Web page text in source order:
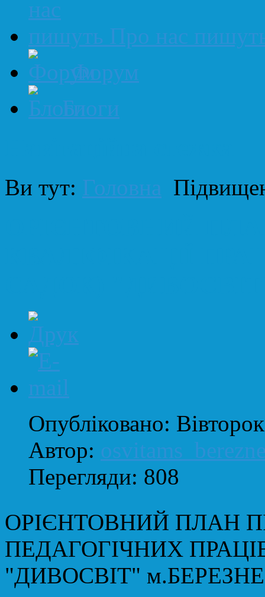
Про нас
Форум
Блоги
Ви тут: Головна
Опубліковано:
Автор:
Перегляди: 808
ОРІЄНТОВНИЙ ПЛАН
ПЕДАГОГІЧНИХ
"ДИВОСВІТ" м.БЕРЕЗНЕ